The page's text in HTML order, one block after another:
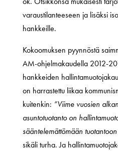
varaustilanteeseen ja lisäksi
hankkeille.
Kokoomuksen pyynnöstä
AM-ohjelmakaudella 2012-
hankkeiden
on harrastettu liikaa
kuitenkin: ”Viime vuosien
asuntotuotanto on
sääntelemättömään
sikäli turha. Ja